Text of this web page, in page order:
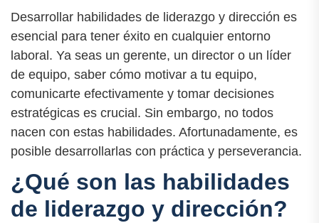
Desarrollar habilidades de liderazgo y dirección es
esencial para tener éxito en cualquier entorno
laboral. Ya seas un gerente, un director o un líder
de equipo, saber cómo motivar a tu equipo,
comunicarte efectivamente y tomar decisiones
estratégicas es crucial. Sin embargo, no todos
nacen con estas habilidades. Afortunadamente, es
posible desarrollarlas con práctica y perseverancia.
¿Qué son las habilidades
de liderazgo y dirección?